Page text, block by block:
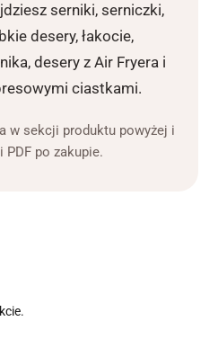
serniki, serniczki,
desery, łakocie,
desery z Air Fryera i
ciastkami.
w sekcji produktu powyżej i
PDF po zakupie.